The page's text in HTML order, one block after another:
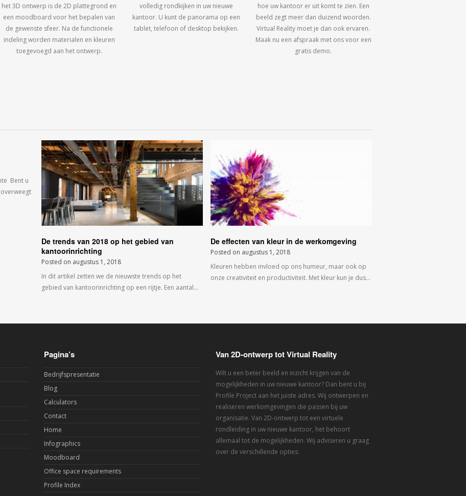
het 3D ontwerp is de 2D plattegrond en
een moodboard voor het bepalen van
de gewenste sfeer. Na de functionele
indeling worden materialen en kleuren
toegevoegd aan het ontwerp.
volledig rondkijken in uw nieuwe
kantoor. U kunt de panorama op een
tablet, telefoon of desktop bekijken.
hoe uw kantoor er uit komt te zien. Een
beeld zegt meer dan duizend woorden.
Virtual Reality moet je dan ook ervaren.
Maak nu een afspraak met ons voor een
gratis demo.
Bent u
De trends van 2018 op het gebied van
kantoorinrichting
Posted on augustus 1, 2018
In dit artikel zetten we de nieuwste trends op het
gebied van kantoorinrichting op een rijtje. Een aantal…
De effecten van kleur in de werkomgeving
Posted on augustus 1, 2018
Kleuren hebben invloed op ons humeur, maar ook op
onze creativiteit en productiviteit. Met kleur kun je dus…
Pagina’s
Bedrijfspresentatie
Blog
Calculators
Contact
Home
Infographics
Moodboard
Office space requirements
Profile Index
Van 2D-ontwerp tot Virtual Reality
Wilt u een beter beeld en inzicht krijgen van de
mogelijkheden in uw nieuwe kantoor? Dan bent u bij
Profile Project aan het juiste adres. Wij ontwerpen en
realiseren werkomgevingen die passen bij uw
organisatie. Van 2D-ontwerp tot een virtuele
rondleiding in uw nieuwe kantoor, het behoort
allemaal tot de mogelijkheden. Wij adviseren u graag
over de verschillende opties.